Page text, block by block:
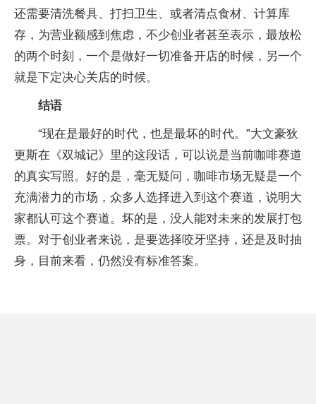
还需要清洗餐具、打扫卫生、或者清点食材、计算库
存，为营业额感到焦虑，不少创业者甚至表示，最放松
的两个时刻，一个是做好一切准备开店的时候，另一个
就是下定决心关店的时候。
结语
“现在是最好的时代，也是最坏的时代。”大文豪狄
更斯在《双城记》里的这段话，可以说是当前咖啡赛道
的真实写照。好的是，毫无疑问，咖啡市场无疑是一个
充满潜力的市场，众多人选择进入到这个赛道，说明大
家都认可这个赛道。坏的是，没人能对未来的发展打包
票。对于创业者来说，是要选择咬牙坚持，还是及时抽
身，目前来看，仍然没有标准答案。